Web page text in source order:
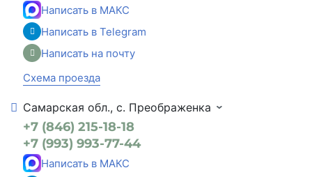
Написать в МАКС
Написать в Telegram
Написать на почту
Схема проезда
Самарская обл., с. Преображенка
+7 (846) 215-18-18
+7 (993) 993-77-44
Написать в МАКС